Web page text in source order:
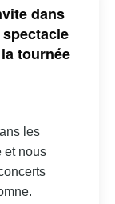
dans
tournée
les
et nous